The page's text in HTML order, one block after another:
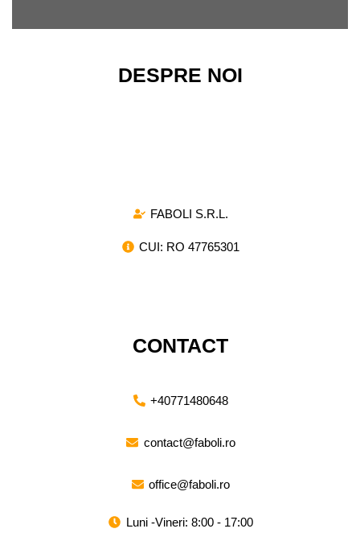
DESPRE NOI
FABOLI S.R.L.
CUI: RO 47765301
CONTACT
+40771480648
contact@faboli.ro
office@faboli.ro
Luni -Vineri: 8:00 - 17:00